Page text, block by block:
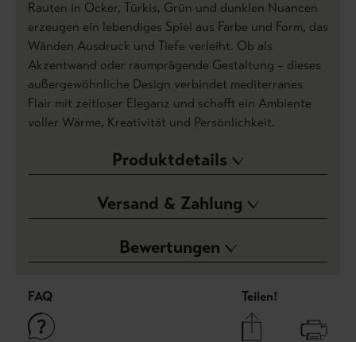
Rauten in Ocker, Türkis, Grün und dunklen Nuancen
erzeugen ein lebendiges Spiel aus Farbe und Form, das
Wänden Ausdruck und Tiefe verleiht. Ob als
Akzentwand oder raumprägende Gestaltung – dieses
außergewöhnliche Design verbindet mediterranes
Flair mit zeitloser Eleganz und schafft ein Ambiente
voller Wärme, Kreativität und Persönlichkeit.
Produktdetails
Versand & Zahlung
Bewertungen
FAQ Teilen!